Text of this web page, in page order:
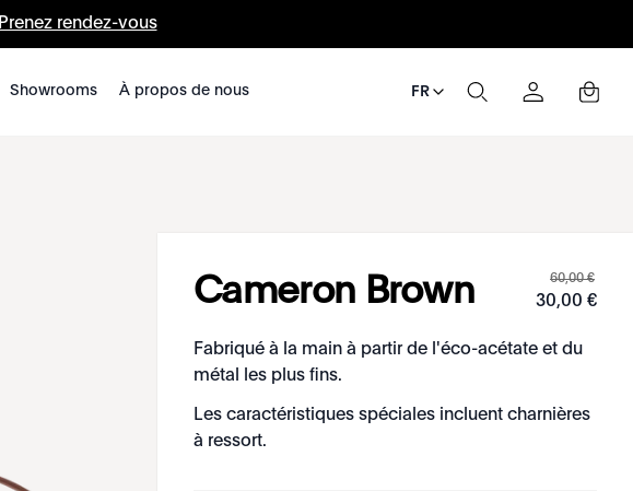
Prenez rendez-vous
Showrooms À propos de nous FR
Cameron Brown 60,00 €
30,00 €
Fabriqué à la main à partir de l'éco-acétate et du
métal les plus fins.
Les caractéristiques spéciales incluent charnières
à ressort.